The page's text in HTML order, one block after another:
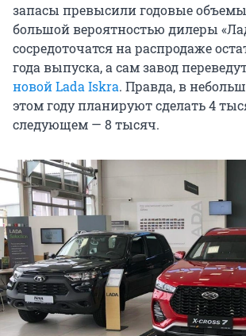
запасы превысили годовые
большой вероятностью дилеры
сосредоточатся на распродаже
года выпуска, а сам завод
новой Lada Iskra. Правда, в
этом году планируют сделать 4
следующем — 8 тысяч.